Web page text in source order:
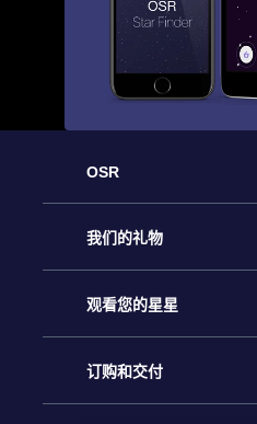
OSR
客户服务
联系我们
博客
我们的礼物
Online Star礼物
OSR 礼物包
观看您的星星
Online Star Register
订购和交付